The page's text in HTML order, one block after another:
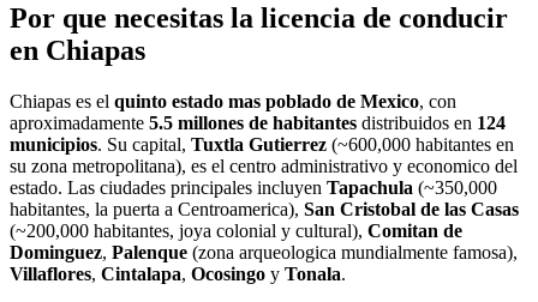
Por que necesitas la licencia de conducir
en Chiapas
Chiapas es el quinto estado mas poblado de Mexico, con
aproximadamente 5.5 millones de habitantes distribuidos en 124
municipios. Su capital, Tuxtla Gutierrez (~600,000 habitantes en
su zona metropolitana), es el centro administrativo y economico del
estado. Las ciudades principales incluyen Tapachula (~350,000
habitantes, la puerta a Centroamerica), San Cristobal de las Casas
(~200,000 habitantes, joya colonial y cultural), Comitan de
Dominguez, Palenque (zona arqueologica mundialmente famosa),
Villaflores, Cintalapa, Ocosingo y Tonala.